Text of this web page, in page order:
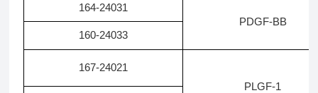
164-24031
PDGF-BB
160-24033
167-24021
PLGF-1